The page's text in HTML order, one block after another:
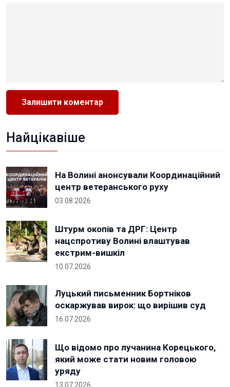
Найцікавіше
На Волині анонсували Координаційний
центр ветеранського руху
03.08.2026
Штурм окопів та ДРГ: Центр
нацспротиву Волині влаштував
екстрим-вишкіл
10.07.2026
Луцький письменник Бортніков
оскаржував вирок: що вирішив суд
16.07.2026
Що відомо про лучанина Корецького,
який може стати новим головою
уряду
13.07.2026